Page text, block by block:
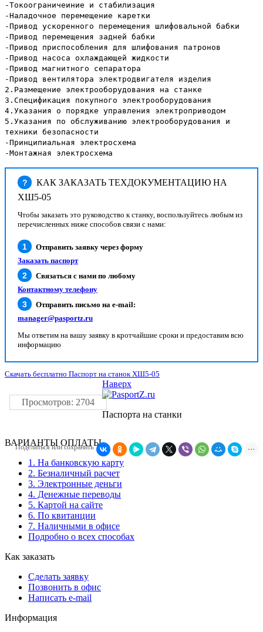
-Токоограничеиние и стабилизация
-Наладочное перемещение каретки
-Привод ускоренного перемещения шлифовальной бабки
-Привод перемещения задней бабки
-Привод приспособления для шлифования патронов
-Привод насоса охлаждающей жидкости
-Привод магнитного сепаратора
-Привод вентилятора электродвигателя изделия
2.Размещение электрооборудования на станке
3.Спецификация покупного электрооборудования
4.Указания о порядке управления электроприводом
5.Указания по обслуживанию электрооборудования и
техники безопасности
-Принципиальная электросхема
-Монтажная электросхема
?
КАК ЗАКАЗАТЬ ТЕХДОКУМЕНТАЦИЮ НА
ХШ5-05
Чтобы заказать это руководство к станку, воспользуйтесь любым из
перечисленных ниже способов связи с нами:
Отправить заявку через форму
Заказать паспорт
Связаться с нами по любому
Контактному телефону
Отправить письмо на e-mail:
manager@pasportz.ru
Мы ответим на вашу заявку в кротчайшие сроки и предоставим всю
информацию
Скачать бесплатно Паспорт на станок ХШ5-05
Просмотров: 2704
Поделиться или сохранить
ВАРИАНТЫ ОПЛАТЫ
1. На банковскую карту
2. Безналичный расчет
3. Электронные деньги
4. Денежные переводы
5. Картой на сайте
6. По квитанции
7. Наличными в офисе
Подробно о всех способах
Как заказать
Сделать заявку
Позвонить в офис
Написать e-mail
Информация
Наверх
Паспорта на станки